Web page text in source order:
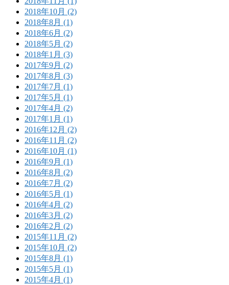
2018年10月 (2)
2018年8月 (1)
2018年6月 (2)
2018年5月 (2)
2018年1月 (3)
2017年9月 (2)
2017年8月 (3)
2017年7月 (1)
2017年5月 (1)
2017年4月 (2)
2017年1月 (1)
2016年12月 (2)
2016年11月 (2)
2016年10月 (1)
2016年9月 (1)
2016年8月 (2)
2016年7月 (2)
2016年5月 (1)
2016年4月 (2)
2016年3月 (2)
2016年2月 (2)
2015年11月 (2)
2015年10月 (2)
2015年8月 (1)
2015年5月 (1)
2015年4月 (1)